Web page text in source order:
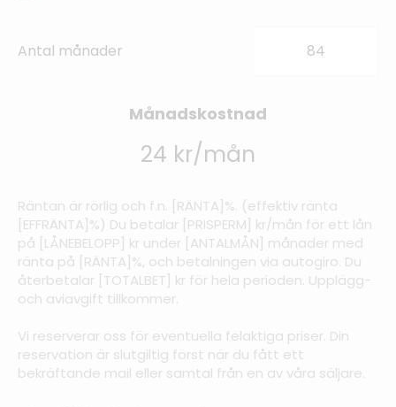
Antal månader
Månadskostnad
24 kr/mån
Räntan är rörlig och f.n. [RÄNTA]%. (effektiv ränta
[EFFRÄNTA]%) Du betalar [PRISPERM] kr/mån för ett lån
på [LÅNEBELOPP] kr under [ANTALMÅN] månader med
ränta på [RÄNTA]%, och betalningen via autogiro. Du
återbetalar [TOTALBET] kr för hela perioden. Upplägg-
och aviavgift tillkommer.
Vi reserverar oss för eventuella felaktiga priser. Din
reservation är slutgiltig först när du fått ett
bekräftande mail eller samtal från en av våra säljare.